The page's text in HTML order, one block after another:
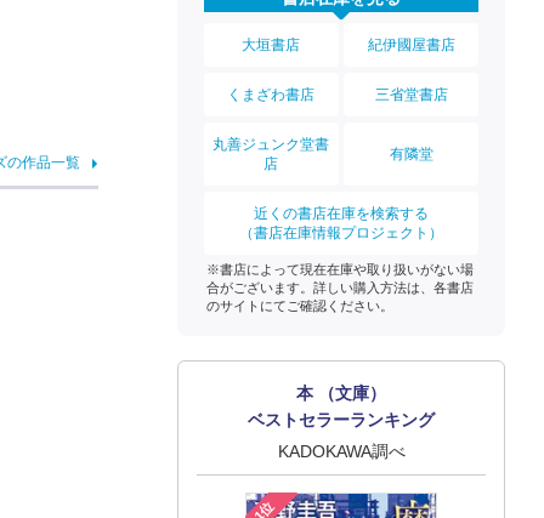
の作品一覧
大垣書店 紀伊國屋書店
くまざわ書店 三省堂書店
丸善ジュンク堂書
店
有隣堂
近くの書店在庫を検索する
（書店在庫情報プロジェクト）
※書店によって現在在庫や取り扱いがない場
合がございます。詳しい購入方法は、各書店
のサイトにてご確認ください。
本 （文庫）
ベストセラーランキング
KADOKAWA調べ
1位